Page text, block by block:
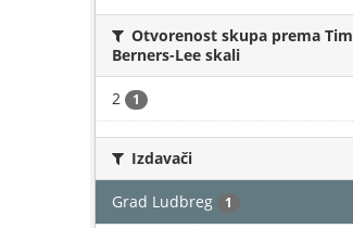
Otvorenost skupa prema Tim
Berners-Lee skali
2 1
Izdavači
Grad Ludbreg 1